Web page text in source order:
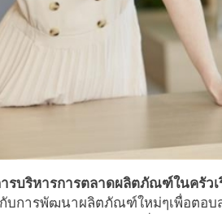
รบริหารการตลาดผลิตภัณฑ์ในครัว
บการพัฒนาผลิตภัณฑ์ใหม่ๆเพื่อตอบ